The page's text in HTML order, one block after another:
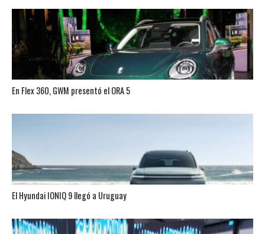
En Flex 360, GWM presentó el ORA 5
El Hyundai IONIQ 9 llegó a Uruguay